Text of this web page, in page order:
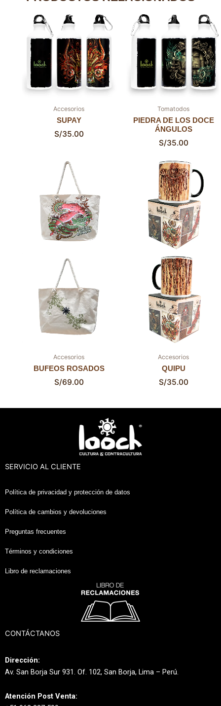
Accesorios
SUPAY
S/35.00
Tomatodos
PIEDRA DE LOS DOCE
ÁNGULOS
S/35.00
Accesorios
BUFEOS ROSADOS
S/69.00
Accesorios
QUIPU
S/35.00
SERVICIO AL CLIENTE
Política de privacidad y protección de datos
Política de cambios y devoluciones
Preguntas frecuentes
Términos y condiciones
Libro de reclamaciones
CONTÁCTANOS
Dirección:
Av. San Borja Sur 931. Of. 102, San Borja, Lima – Perú.
Atención Post Venta: